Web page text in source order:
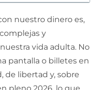
nuestro dinero es,
y
vida adulta. No
pantalla o billetes en
de libertad y, sobre